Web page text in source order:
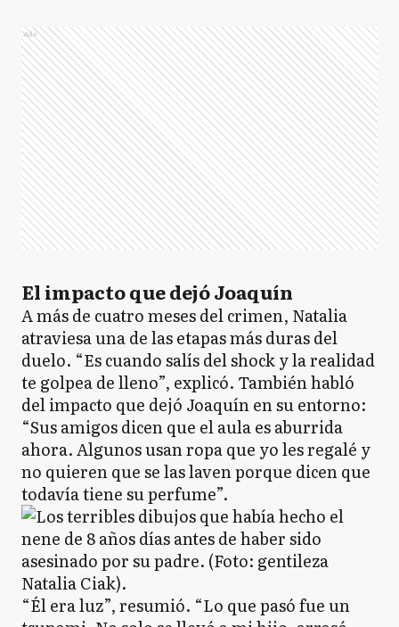
Ads
El impacto que dejó Joaquín
A más de cuatro meses del crimen, Natalia
atraviesa una de las etapas más duras del
duelo. “Es cuando salís del shock y la realidad
te golpea de lleno”, explicó. También habló
del impacto que dejó Joaquín en su entorno:
“Sus amigos dicen que el aula es aburrida
ahora. Algunos usan ropa que yo les regalé y
no quieren que se las laven porque dicen que
todavía tiene su perfume”.
“Él era luz”, resumió. “Lo que pasó fue un